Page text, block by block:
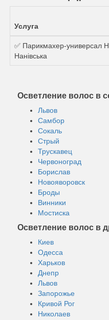
Услуга
✅ Парикмахер-универсал
Нанівська
Осветление волос в
Львов
Самбор
Сокаль
Стрый
Трускавец
Червоноград
Борислав
Новояворовск
Броды
Винники
Мостиска
Осветление волос в
Киев
Одесса
Харьков
Днепр
Львов
Запорожье
Кривой Рог
Николаев